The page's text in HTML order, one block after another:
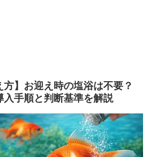
方】お迎え時の塩浴は不要？
入手順と判断基準を解説